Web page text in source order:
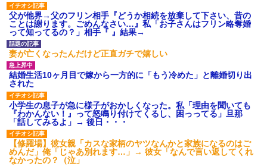
父が他界→父のフリン相手『どうか相続を放棄して下さい、昔の
ことは謝ります。ごめんなさい…』私「お子さんはフリン略奪婚
って知ってるの？」相手『 』結果→
妻が亡くなったんだけど正直ガチで嬉しい
結婚生活10ヶ月目で嫁から一方的に「もう冷めた」と離婚切り出
された
小学生の息子が急に様子がおかしくなった。私「理由を聞いても
『わかんない！』って怒鳴り付けてくるし、困っってる」旦那
「話してみるよ」→ 後日・・・
【修羅場】彼女親「カスな家柄のヤツなんかと家族になるのはご
めんだ」俺「じゃあ別れます…」→ 彼女「なんで言い返してくれ
なかったの？（泣」